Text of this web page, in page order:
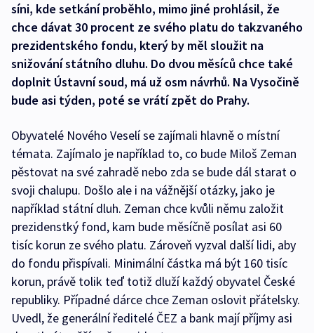
síni, kde setkání proběhlo, mimo jiné prohlásil, že
chce dávat 30 procent ze svého platu do takzvaného
prezidentského fondu, který by měl sloužit na
snižování státního dluhu. Do dvou měsíců chce také
doplnit Ústavní soud, má už osm návrhů. Na Vysočině
bude asi týden, poté se vrátí zpět do Prahy.
Obyvatelé Nového Veselí se zajímali hlavně o místní
témata. Zajímalo je například to, co bude Miloš Zeman
pěstovat na své zahradě nebo zda se bude dál starat o
svoji chalupu. Došlo ale i na vážnější otázky, jako je
například státní dluh. Zeman chce kvůli němu založit
prezidenstký fond, kam bude měsíčně posílat asi 60
tisíc korun ze svého platu. Zároveň vyzval další lidi, aby
do fondu přispívali. Minimální částka má být 160 tisíc
korun, právě tolik teď totiž dluží každý obyvatel České
republiky. Případné dárce chce Zeman oslovit přátelsky.
Uvedl, že generální ředitelé ČEZ a bank mají příjmy asi